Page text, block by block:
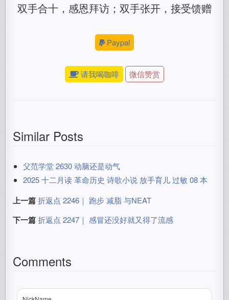
双手合十，感恩拜访；双手张开，接受馈赠
Paypal
请我喝咖啡 微信赞赏
Similar Posts
父范学堂 2630 动脑还是动气
2025 十二月读 革命历史 诗歌小说 放手育儿 过敏 08 本
上一篇 折返点 2246｜ 跑步 减脂 与NEAT
下一篇 折返点 2247｜ 感冒还没好就又得了流感
Comments